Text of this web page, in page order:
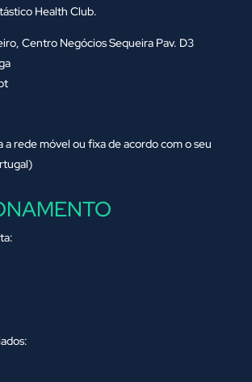
Health Club.
Centro Negócios Sequeira Pav. D3
a rede móvel ou fixa de acordo com o seu